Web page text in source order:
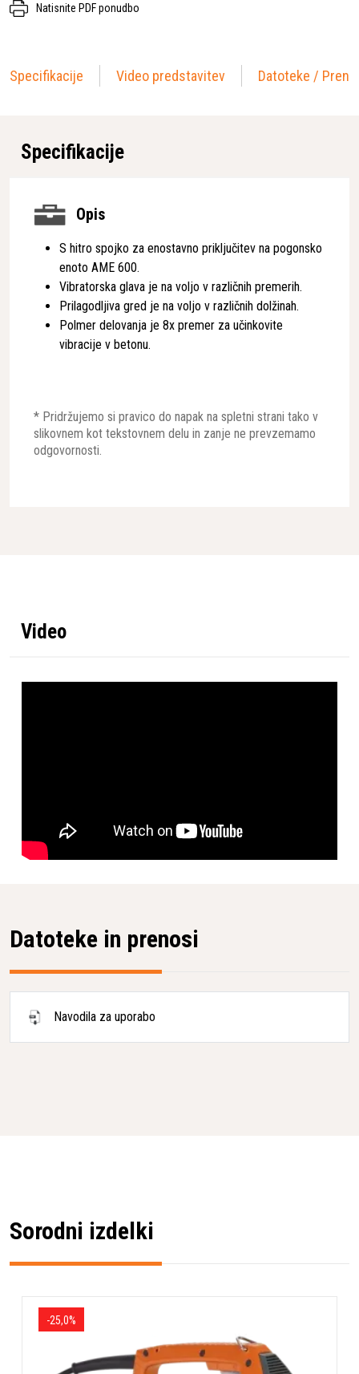
Natisnite PDF ponudbo
Specifikacije Video predstavitev Datoteke /
Specifikacije
Opis
S hitro spojko za enostavno priključitev na pogonsko
enoto AME 600.
Vibratorska glava je na voljo v različnih premerih.
Prilagodljiva gred je na voljo v različnih dolžinah.
Polmer delovanja je 8x premer za učinkovite
vibracije v betonu.
* Pridržujemo si pravico do napak na spletni strani tako v
slikovnem kot tekstovnem delu in zanje ne prevzemamo
odgovornosti.
Video
Datoteke in prenosi
Navodila za uporabo
Sorodni izdelki
-25,0%